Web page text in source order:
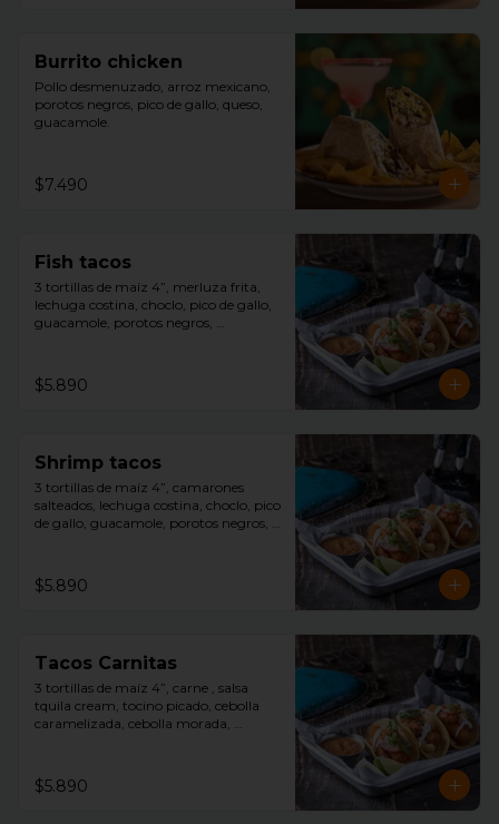
Burrito chicken
Pollo desmenuzado, arroz mexicano,
porotos negros, pico de gallo, queso,
guacamole.
$7.490
Fish tacos
3 tortillas de maíz 4”, merluza frita,
lechuga costina, choclo, pico de gallo,
guacamole, porotos negros,
salsa tquila aparte.
$5.890
Shrimp tacos
3 tortillas de maíz 4”, camarones
salteados, lechuga costina, choclo, pico
de gallo, guacamole, porotos negros,
salsa tquila aparte.
$5.890
Tacos Carnitas
3 tortillas de maíz 4”, carne , salsa
tquila cream, tocino picado, cebolla
caramelizada, cebolla morada,
$5.890